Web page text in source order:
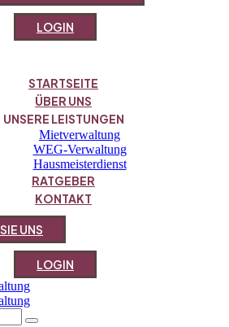
LOGIN
STARTSEITE
ÜBER UNS
UNSERE LEISTUNGEN
Mietverwaltung
WEG-Verwaltung
Hausmeisterdienst
RATGEBER
KONTAKT
SIE UNS
LOGIN